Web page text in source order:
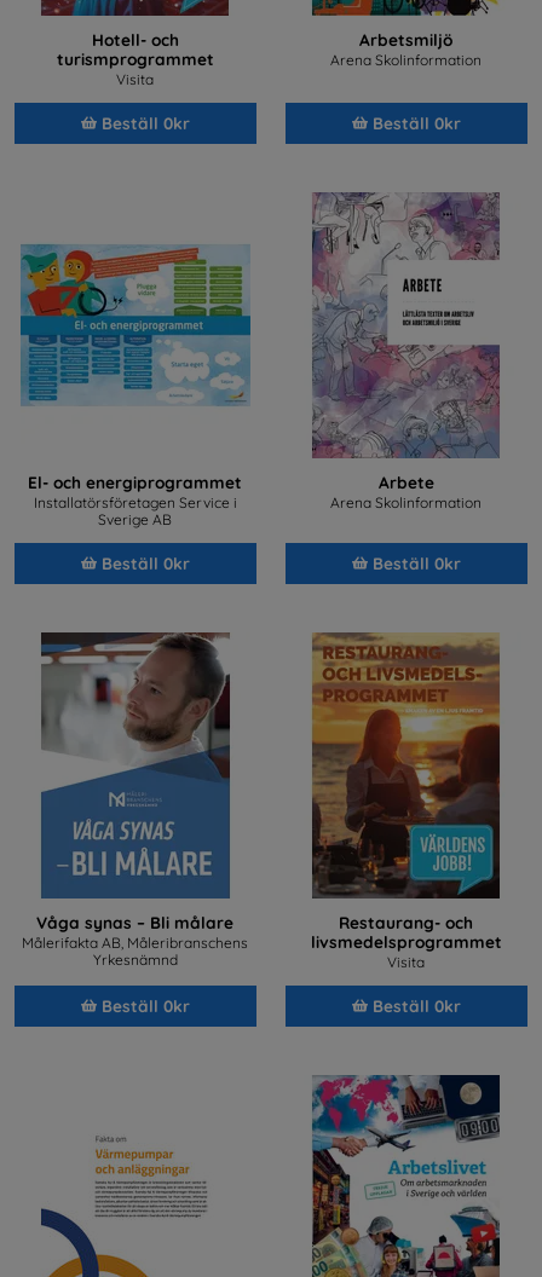
Hotell- och
turismprogrammet
Visita
Beställ 0kr
Arbetsmiljö
Arena Skolinformation
Beställ 0kr
El- och energiprogrammet
Installatörsföretagen Service i
Sverige AB
Beställ 0kr
Arbete
Arena Skolinformation
Beställ 0kr
Våga synas – Bli målare
Målerifakta AB, Måleribranschens
Yrkesnämnd
Beställ 0kr
Restaurang- och
livsmedelsprogrammet
Visita
Beställ 0kr